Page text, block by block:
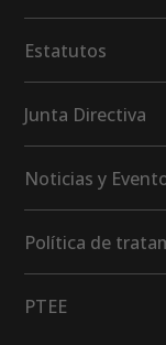
Estatutos
Junta Directiva
Noticias y
Política de
PTEE